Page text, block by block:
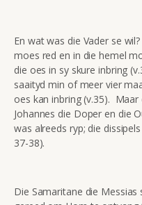
En wat was die Vader se
moes red en in die hemel
die oes in sy skure inbring
saaityd min of meer vier
oes kan inbring (v.35).
Johannes die Doper en die
was alreeds ryp; die
37-38).
Die Samaritane die